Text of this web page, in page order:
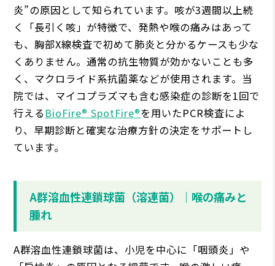
炎”の原因として知られています。咳が3週間以上続
く「長引く咳」が特徴で、発熱や喉の痛みはあって
も、胸部X線検査で初めて肺炎と分かるケースも少な
くありません。通常の抗生物質が効かないことも多
く、マクロライド系抗菌薬などが使用されます。当
院では、マイコプラズマも含む感染症の診断を1回で
行える BioFire® SpotFire®を用いたPCR検査によ
り、早期診断と確実な治療方針の決定をサポートし
ています。
A群溶血性連鎖球菌（溶連菌）｜喉の痛みと
腫れ
A群溶血性連鎖球菌は、小児を中心に「咽頭炎」や